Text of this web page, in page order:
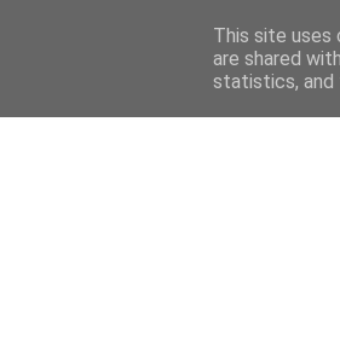
This site uses
are shared
statistics, and